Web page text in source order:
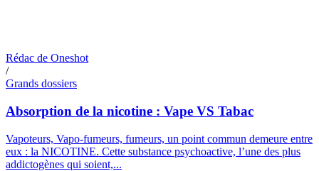
Rédac de Oneshot
/
Grands dossiers
Absorption de la nicotine : Vape VS Tabac
Vapoteurs, Vapo-fumeurs, fumeurs, un point commun demeure entre
eux : la NICOTINE. Cette substance psychoactive, l’une des plus
addictogènes qui soient,...